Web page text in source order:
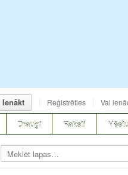
Ienākt Reģistrēties Vai
Draugi Raksti